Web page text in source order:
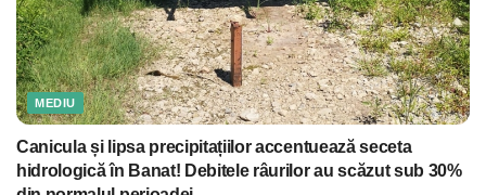
MEDIU
Canicula și lipsa precipitațiilor accentuează seceta
hidrologică în Banat! Debitele râurilor au scăzut sub 30%